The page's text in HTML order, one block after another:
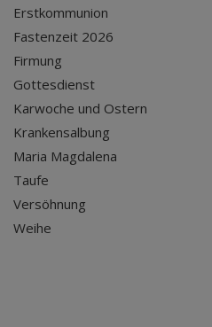
Erstkommunion
Fastenzeit 2026
Firmung
Gottesdienst
Karwoche und Ostern
Krankensalbung
Maria Magdalena
Taufe
Versöhnung
Weihe